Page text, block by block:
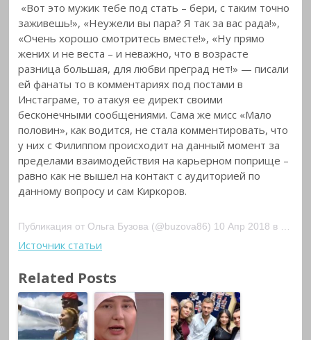
«Вот это мужик тебе под стать – бери, с таким точно
заживешь!», «Неужели вы пара? Я так за вас рада!»,
«Очень хорошо смотритесь вместе!», «Ну прямо
жених и не веста – и неважно, что в возрасте
разница большая, для любви преград нет!» — писали
ей фанаты то в комментариях под постами в
Инстаграме, то атакуя ее директ своими
бесконечными сообщениями. Сама же мисс «Мало
половин», как водится, не стала комментировать, что
у них с Филиппом происходит на данный момент за
пределами взаимодействия на карьерном поприще –
равно как не вышел на контакт с аудиторией по
данному вопросу и сам Киркоров.
Публикация от Ольга Бузова (@buzova86) 10 Апр 2018 в 1:09 PDT
Источник статьи
Related Posts